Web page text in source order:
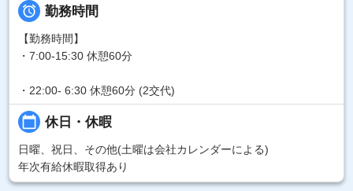
 勤務時間
【勤務時間】
・7:00-15:30 休憩60分
・22:00- 6:30 休憩60分 (2交代)
calendar_today 休日・休暇
日曜、祝日、その他(土曜は会社カレンダーによる)
年次有給休暇取得あり